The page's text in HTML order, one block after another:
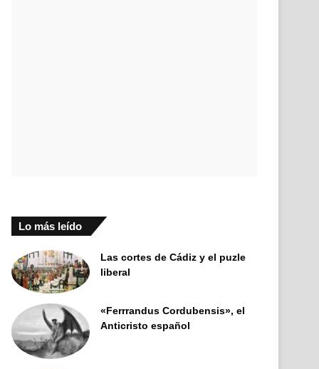
Lo más leído
Las cortes de Cádiz y el puzle
liberal
«Ferrrandus Cordubensis», el
Anticristo español